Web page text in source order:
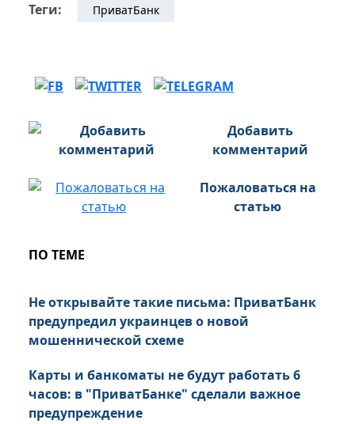
Теги: ПриватБанк
Добавить
комментарий
Пожаловаться на
статью
ПО ТЕМЕ
Не открывайте такие письма: ПриватБанк
предупредил украинцев о новой
мошеннической схеме
Карты и банкоматы не будут работать 6
часов: в "ПриватБанке" сделали важное
предупреждение